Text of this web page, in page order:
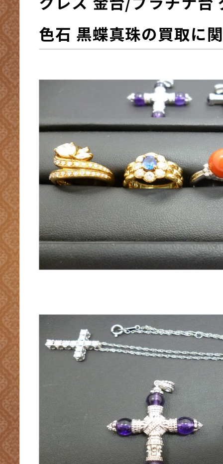
色石 黒蝶真珠の買取に